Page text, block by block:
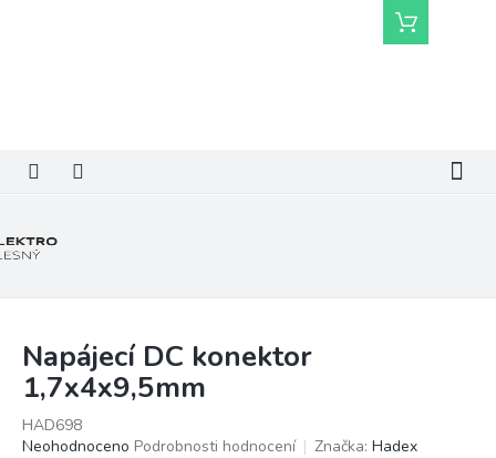
Nákupní
košík
Napájecí DC konektor
1,7x4x9,5mm
HAD698
Průměrné
Neohodnoceno Podrobnosti hodnocení Značka: Hadex